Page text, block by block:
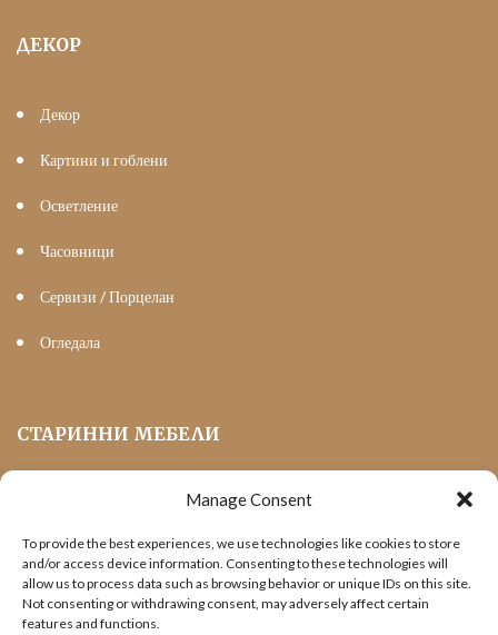
Manage Consent
To provide the best experiences, we use technologies like cookies to store
and/or access device information. Consenting to these technologies will
allow us to process data such as browsing behavior or unique IDs on this site.
Not consenting or withdrawing consent, may adversely affect certain
features and functions.
ДЕКОР
Декор
Картини и гоблени
Осветление
Часовници
Сервизи / Порцелан
Огледала
СТАРИННИ МЕБЕЛИ
Трапезни маси и столове
Шкафове и витрини